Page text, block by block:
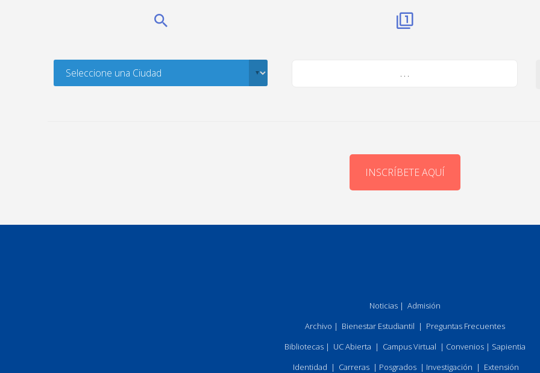
. . .
INSCRÍBETE AQUÍ
Noticias| Admisión
Archivo | Bienestar Estudiantil | Preguntas Frecuentes
Bibliotecas| UC Abierta | Campus Virtual | Convenios| Sapientia
Identidad | Carreras| Posgrados| Investigación | Extensión